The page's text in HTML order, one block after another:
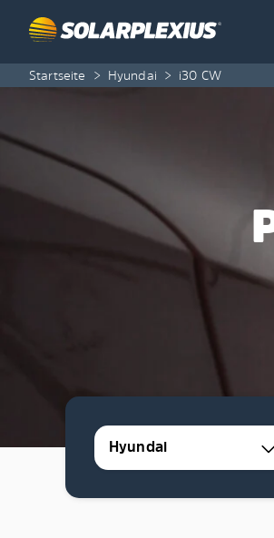
Startseite > Hyundai > i30 CW
Hyundai